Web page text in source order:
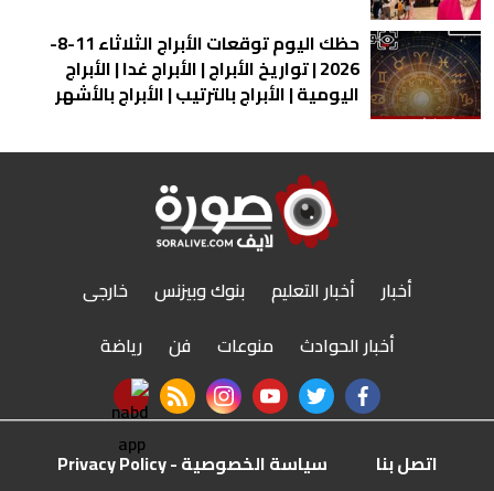
حظك اليوم توقعات الأبراج الثلاثاء 11-8-
2026 | تواريخ الأبراج | الأبراج غدا | الأبراج
اليومية | الأبراج بالترتيب | الأبراج بالأشهر
أخبار أخبار التعليم بنوك وبيزنس
خارجى
أخبار الحوادث
منوعات فن
رياضة
facebook
twitter
youtube
instagram
rss feed
nabd app
اتصل بنا سياسة الخصوصية - Privacy Policy